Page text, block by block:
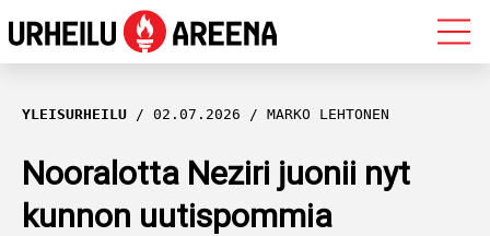
OLYMPIALAISET
MAASTOHIIHTO
AMPUMAHIIHTO
YLEISURHEILU 02.07.2026 MARKO LEHTONEN
Nooralotta Neziri juonii nyt
kunnon uutispommia